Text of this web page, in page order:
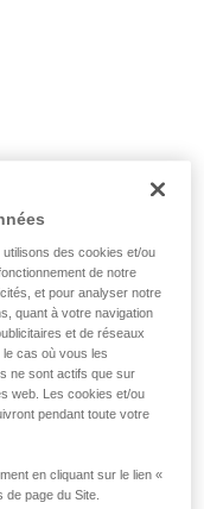
des cookies et/ou
de notre
et pour analyser notre
quant à votre navigation
et de réseaux
cas où vous les
ne sont actifs que sur
web. Les cookies et/ou
pendant toute votre
en cliquant sur le lien «
page du Site.